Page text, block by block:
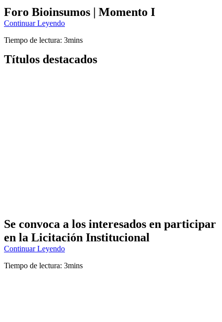
Foro Bioinsumos | Momento I
Continuar Leyendo
Tiempo de lectura: 3mins
Títulos destacados
Se convoca a los interesados en participar
en la Licitación Institucional
Continuar Leyendo
Tiempo de lectura: 3mins